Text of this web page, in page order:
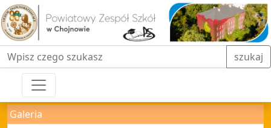
Fraza do wyszukiwania szukaj
Galeria